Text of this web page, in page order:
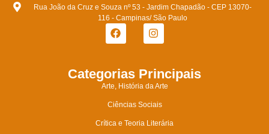
Rua João da Cruz e Souza nº 53 - Jardim Chapadão - CEP 13070-
116 - Campinas/ São Paulo
Categorias Principais
Arte, História da Arte
Ciências Sociais
Crítica e Teoria Literária